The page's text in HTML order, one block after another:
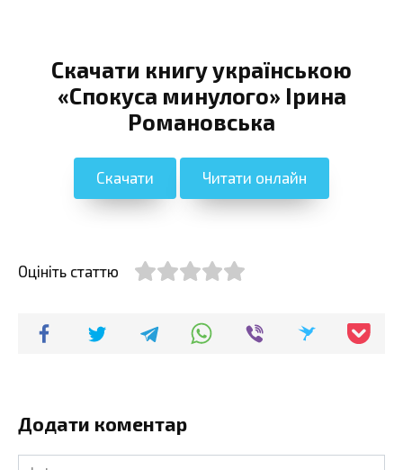
Скачати книгу українською
«Спокуса минулого» Ірина
Романовська
Скачати Читати онлайн
Оцініть статтю
Додати коментар
Ім'я